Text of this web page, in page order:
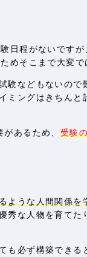
日程がないですが
めそこまで大変で
験などもないので
ミングはきちんと
あるため、 受験
ような人間関係を
秀な人物を育てた
必ず構築できる